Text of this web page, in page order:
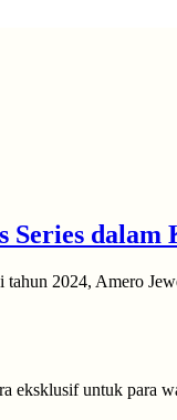
2024, Amero
eksklusif untuk